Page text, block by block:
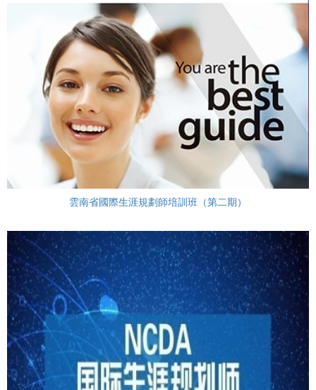
雲南省國際生涯規劃師培訓班（第二期）